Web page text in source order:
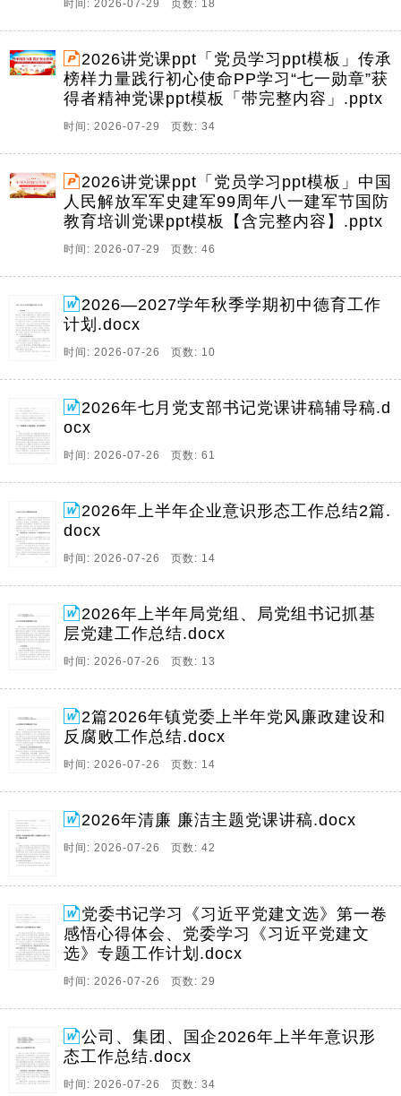
时间: 2026-07-29 页数: 18
2026讲党课ppt「党员学习ppt模板」传承
榜样力量践行初心使命PP学习“七一勋章”获
得者精神党课ppt模板「带完整内容」.pptx
时间: 2026-07-29 页数: 34
2026讲党课ppt「党员学习ppt模板」中国
人民解放军军史建军99周年八一建军节国防
教育培训党课ppt模板【含完整内容】.pptx
时间: 2026-07-29 页数: 46
2026—2027学年秋季学期初中德育工作
计划.docx
时间: 2026-07-26 页数: 10
2026年七月党支部书记党课讲稿辅导稿.d
ocx
时间: 2026-07-26 页数: 61
2026年上半年企业意识形态工作总结2篇.
docx
时间: 2026-07-26 页数: 14
2026年上半年局党组、局党组书记抓基
层党建工作总结.docx
时间: 2026-07-26 页数: 13
2篇2026年镇党委上半年党风廉政建设和
反腐败工作总结.docx
时间: 2026-07-26 页数: 14
2026年清廉 廉洁主题党课讲稿.docx
时间: 2026-07-26 页数: 42
党委书记学习《习近平党建文选》第一卷
感悟心得体会、党委学习《习近平党建文
选》专题工作计划.docx
时间: 2026-07-26 页数: 29
公司、集团、国企2026年上半年意识形
态工作总结.docx
时间: 2026-07-26 页数: 34